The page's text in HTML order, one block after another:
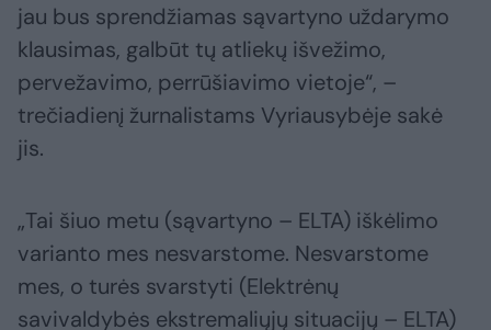
jau bus sprendžiamas sąvartyno uždarymo
klausimas, galbūt tų atliekų išvežimo,
pervežavimo, perrūšiavimo vietoje“, –
trečiadienį žurnalistams Vyriausybėje sakė
jis.
„Tai šiuo metu (sąvartyno – ELTA) iškėlimo
varianto mes nesvarstome. Nesvarstome
mes, o turės svarstyti (Elektrėnų
savivaldybės ekstremaliųjų situacijų – ELTA)